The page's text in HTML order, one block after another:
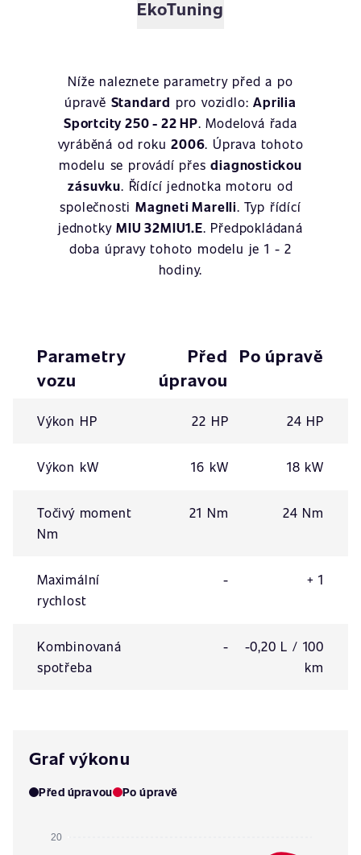
EkoTuning
Níže naleznete parametry před a po
úpravě Standard pro vozidlo:Aprilia
Sportcity 250 - 22 HP. Modelová řada
vyráběná od roku2006. Úprava tohoto
modelu se provádí přesdiagnostickou
zásuvku. Řídící jednotka motoru od
společnosti Magneti Marelli. Typ řídící
jednotkyMIU 32MIU1.E. Předpokládaná
doba úpravy tohoto modelu je 1 - 2
hodiny.
Parametry
vozu
Před
úpravou
Po úpravě
Výkon HP 22 HP 24 HP
Výkon kW 16 kW 18 kW
Točivý moment
Nm
21 Nm 24 Nm
Maximální
rychlost
- + 1
Kombinovaná
spotřeba
-
-0,20 L / 100
km
Graf výkonu
Před úpravou Po úpravě
20